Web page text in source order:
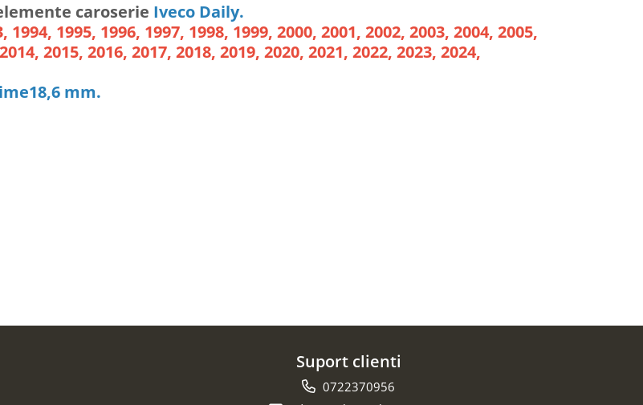
caroserie Iveco Daily.
1995, 1996, 1997, 1998, 1999, 2000, 2001, 2002, 2003, 2004, 2005,
2015, 2016, 2017, 2018, 2019, 2020, 2021, 2022, 2023, 2024,
mm.
Suport clienti
0722370956